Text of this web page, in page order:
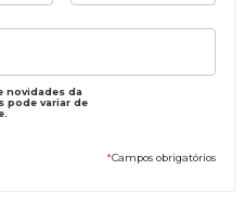
novidades da
pode variar de
*Campos obrigatórios